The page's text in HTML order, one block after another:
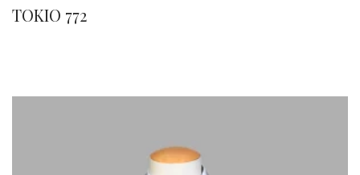
TOKIO 772